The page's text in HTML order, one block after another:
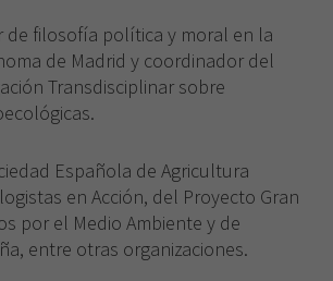
de filosofía política y moral en la
de Madrid y coordinador del
Transdisciplinar sobre
Española de Agricultura
en Acción, del Proyecto Gran
por el Medio Ambiente y de
entre otras organizaciones.